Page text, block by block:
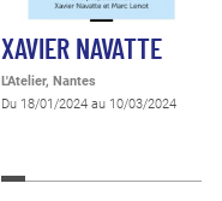
XAVIER NAVATTE
L'Atelier, Nantes
Du 18/01/2024 au 10/03/2024